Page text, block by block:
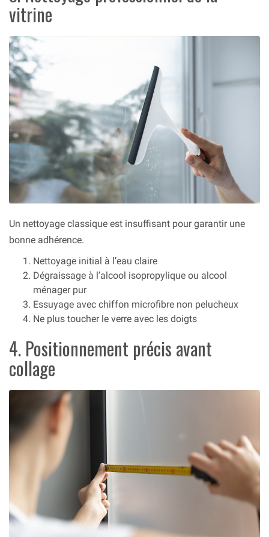
vitrine
Un nettoyage classique est insuffisant pour garantir une
bonne adhérence.
Nettoyage initial à l’eau claire
Dégraissage à l’alcool isopropylique ou alcool
ménager pur
Essuyage avec chiffon microfibre non pelucheux
Ne plus toucher le verre avec les doigts
4. Positionnement précis avant
collage